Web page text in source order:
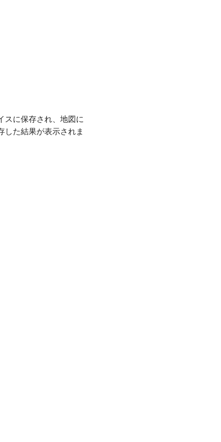
スに保存され、地図に
した結果が表示されま